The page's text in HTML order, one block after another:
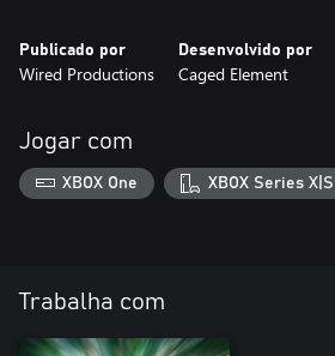
Publicado por
Wired Productions
Desenvolvido por
Caged Element
Jogar com
XBOX One XBOX Series X|S
Trabalha com